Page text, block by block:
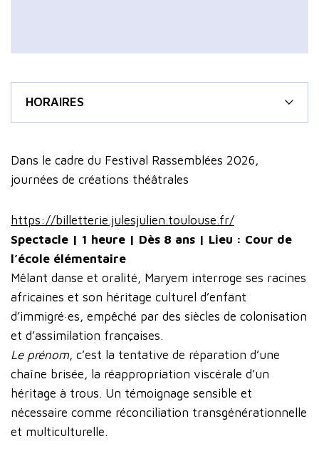
HORAIRES
Dans le cadre du Festival Rassemblées 2026,
journées de créations théâtrales
https://billetterie.julesjulien.toulouse.fr/
Spectacle | 1 heure | Dès 8 ans | Lieu : Cour de
l’école élémentaire
Mêlant danse et oralité, Maryem interroge ses racines
africaines et son héritage culturel d’enfant
d’immigré·es, empêché par des siècles de colonisation
et d’assimilation françaises.
Le prénom, c’est la tentative de réparation d’une
chaîne brisée, la réappropriation viscérale d’un
héritage à trous. Un témoignage sensible et
nécessaire comme réconciliation transgénérationnelle
et multiculturelle.